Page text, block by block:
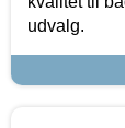
udvalg.